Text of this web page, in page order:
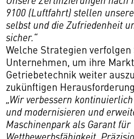
9100 (Luftfahrt) stellen
selbst und die Zufriedenheit
sicher.“
Welche Strategien verfolgen
Unternehmen, um ihre
Getriebetechnik weiter
zukünftigen
„Wir verbessern
und modernisieren und
Maschinenpark als Garant für
Wettbewerbsfähigkeit,